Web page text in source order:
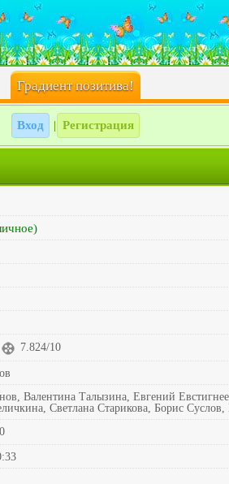
Градиент позитива!
Вход Регистрация
7.824/10
Валентина Талызина, Евгений
Светлана Старикова, Борис
0